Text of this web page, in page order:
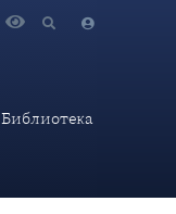
Библиотека